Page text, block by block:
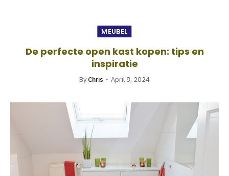
MEUBEL
De perfecte open kast kopen: tips en
inspiratie
By Chris April 8, 2024